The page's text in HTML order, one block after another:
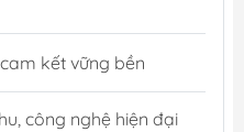
kết vững bền
công nghệ hiện đại